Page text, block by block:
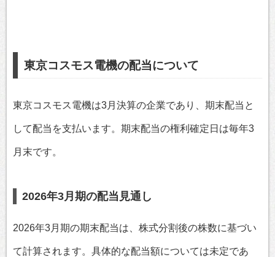
東京コスモス電機の配当について
東京コスモス電機は3月決算の企業であり、期末配当と
して配当を支払います。期末配当の権利確定日は毎年3
月末です。
2026年3月期の配当見通し
2026年3月期の期末配当は、株式分割後の株数に基づい
て計算されます。具体的な配当額については未定であ